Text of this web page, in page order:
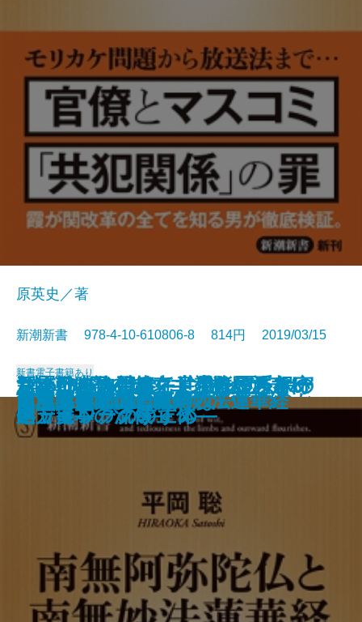
深層日本論―ヤマト少数民族とい
う視座―
皇室はなぜ世界で尊敬されるのか
生死の覚悟
1本5000円のレンコンがバカ売れ
する理由
パスタぎらい
誰の味方でもありません
総理の女
「場当たり的」が会社を潰す
天皇の憂鬱
岩盤規制―誰が成長を阻むのか―
原英史／著
新潮新書 978-4-10-610806-8 814円 2019/03/15
新書電子書籍あり
南無阿弥陀仏と南無妙法蓮華経
「承認欲求」の呪縛
新冷戦時代の超克―「持たざる
国」日本の流儀―
ドラマへの遺言
日本共産党の正体
ちょいバカ戦略―意識低い系マー
ケティングのすすめ―
リベラルを潰せ―世界を覆う保守
ネットワークの正体―
昆虫は美味い！
もっと言ってはいけない
さよなら自己責任―生きづらさの
処方箋―